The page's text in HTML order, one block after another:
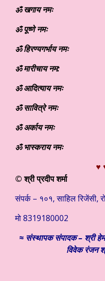
ॐ खगाय नमः
ॐ पूष्णे नमः
ॐ हिरण्यगर्भाय नमः
ॐ मारीचाय नम:
ॐ आदित्याय नमः
ॐ सावित्रे नमः
ॐ अर्काय नमः
ॐ भास्कराय नमः
♥
© श्री प्रदीप शर्मा
संपर्क – १०१, साहिल रिजेंसी,
मो 8319180002
≈ संस्थापक संपादक – श्री
विवेक रंजन